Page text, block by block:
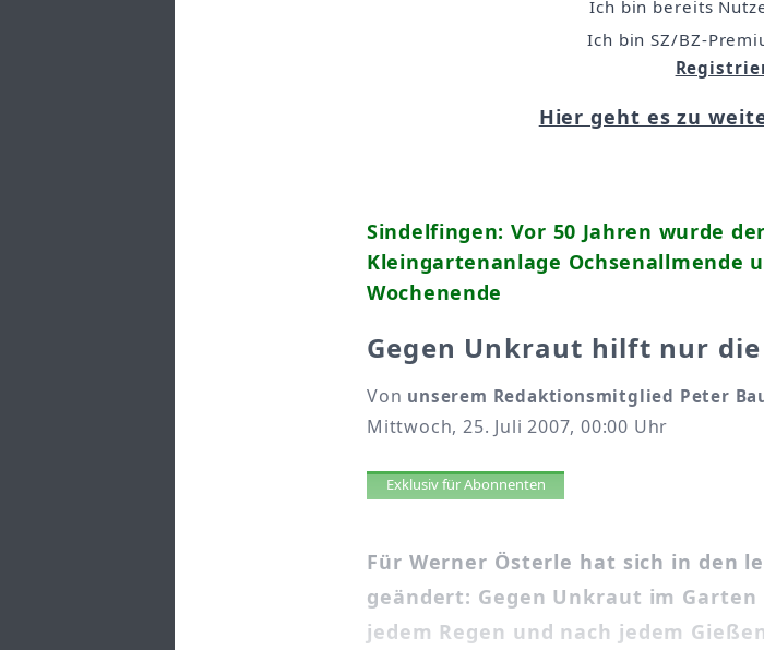
Sindelfingen: Vor 50 Jahren wurde
Kleingartenanlage Ochsenallmende
Wochenende
Gegen Unkraut hilft nur die
Von unserem Redaktionsmitglied Peter
Mittwoch, 25. Juli 2007, 00:00 Uhr
Artikel vorlesen
Exklusiv für Abonnenten
Für Werner Österle hat sich in den
geändert: Gegen Unkraut im
jedem Regen und nach jedem
Ich bin bereits
Ich bin SZ/BZ-
Hier geht es zu